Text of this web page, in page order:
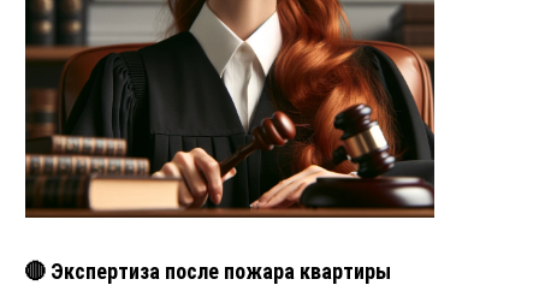
🔴 Экспертиза после пожара квартиры